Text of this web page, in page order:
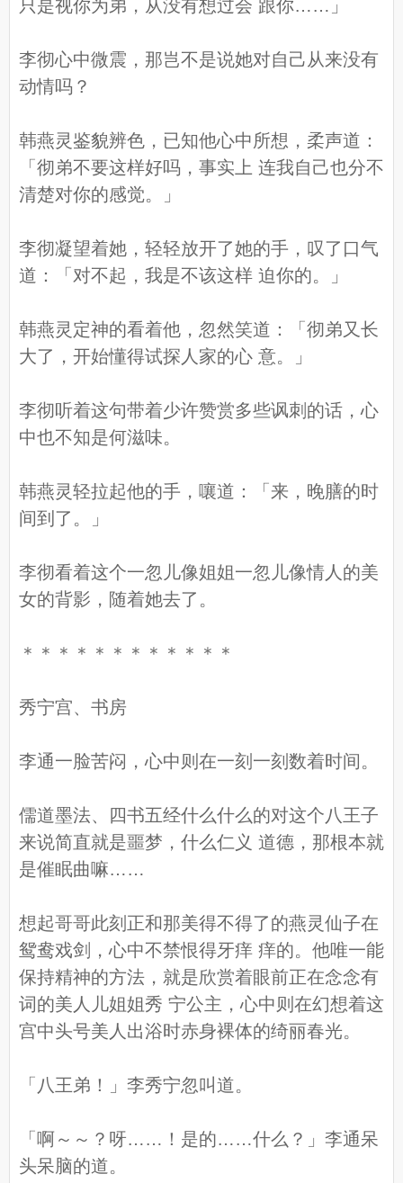
只是视你为弟，从没有想过会 跟你……」
李彻心中微震，那岂不是说她对自己从来没有
动情吗？
韩燕灵鉴貌辨色，已知他心中所想，柔声道：
「彻弟不要这样好吗，事实上 连我自己也分不
清楚对你的感觉。」
李彻凝望着她，轻轻放开了她的手，叹了口气
道：「对不起，我是不该这样 迫你的。」
韩燕灵定神的看着他，忽然笑道：「彻弟又长
大了，开始懂得试探人家的心 意。」
李彻听着这句带着少许赞赏多些讽刺的话，心
中也不知是何滋味。
韩燕灵轻拉起他的手，嚷道：「来，晚膳的时
间到了。」
李彻看着这个一忽儿像姐姐一忽儿像情人的美
女的背影，随着她去了。
＊＊＊＊＊＊＊＊＊＊＊＊
秀宁宫、书房
李通一脸苦闷，心中则在一刻一刻数着时间。
儒道墨法、四书五经什么什么的对这个八王子
来说简直就是噩梦，什么仁义 道德，那根本就
是催眠曲嘛……
想起哥哥此刻正和那美得不得了的燕灵仙子在
鸳鸯戏剑，心中不禁恨得牙痒 痒的。他唯一能
保持精神的方法，就是欣赏着眼前正在念念有
词的美人儿姐姐秀 宁公主，心中则在幻想着这
宫中头号美人出浴时赤身裸体的绮丽春光。
「八王弟！」李秀宁忽叫道。
「啊～～？呀……！是的……什么？」李通呆
头呆脑的道。